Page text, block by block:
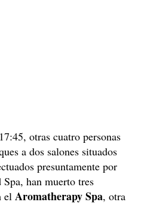
otras cuatro personas
a dos salones situados
presuntamente por
han muerto tres
el AromatherapySpa, otra